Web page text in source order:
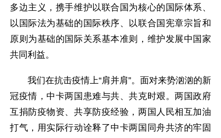
多边主义，携手维护以联合国为核心的国际体系、
以国际法为基础的国际秩序、以联合国宪章宗旨和
原则为基础的国际关系基本准则，维护发展中国家
共同利益。
我们在抗击疫情上“肩并肩”。面对来势汹汹的新
冠疫情，中卡两国患难与共、共克时艰。两国政府
互捐防疫物资、共享防疫经验，两国人民相互加油
打气，用实际行动诠释了中卡两国同舟共济的牢固